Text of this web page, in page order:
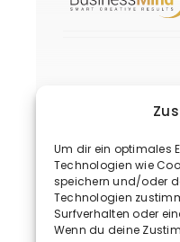
Um dir ein optimales
Technologien wie
speichern und/oder
Technologien
Surfverhalten oder
Wenn du deine
© 2020 -